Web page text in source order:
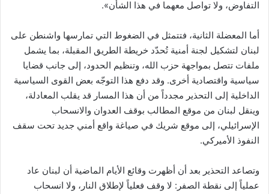
التفاوض، ولا تواصل معهما في هذا الشأن».
أما المعضلة الثانية، فتتمثل في الضغوط التي تمارسها واشنطن على
لبنان لتشكيل لجنة أمنية تُحدّد خريطة الطريق المقبلة، بما يشمل
ملفات تتصل بمواجهة حزب الله، وتنظيم الحدود، إلى جانب قضايا
سياسية واقتصادية أخرى. وقد دفع هذا التوجّه بعض القوى السياسية
الداخلية إلى التحذير مجدداً من أن هذا المسار قد يقلب المعادلة،
وينقل لبنان من موقع المطالب بوقف العدوان والانسحاب
الإسرائيلي، إلى موقع شريك في صياغة واقع أمني جديد تحت سقف
النفوذ الأميركي.
وتصاعد التحذير بعد أن أظهرت وقائع الأيام الماضية أن لبنان عاد
عملياً إلى نقطة الصفر: لا وقف فعلياً لإطلاق النار، ولا انسحاب